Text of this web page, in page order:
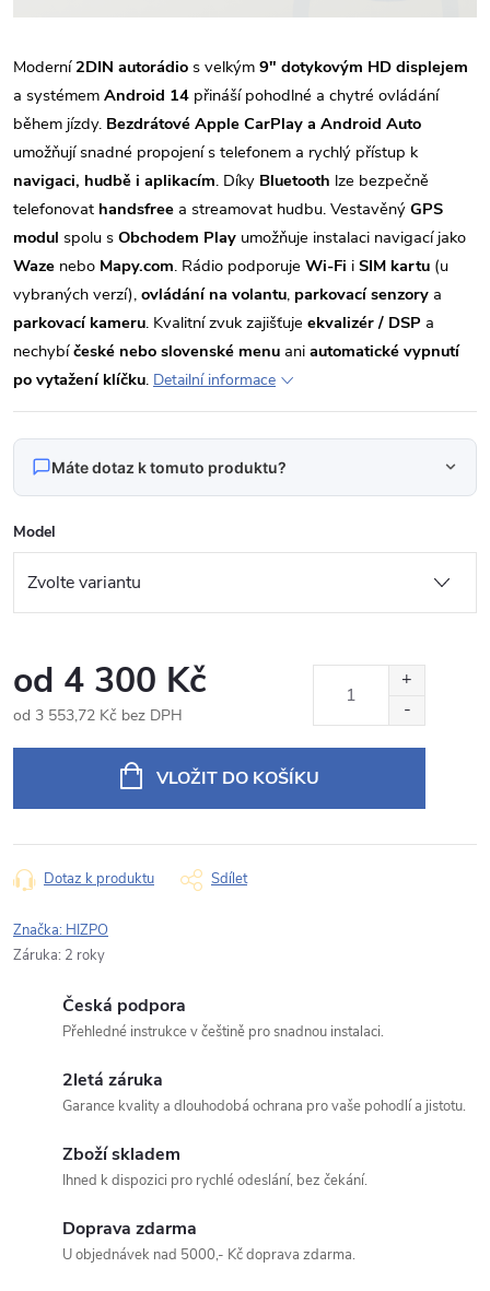
Moderní 2DIN autorádio s velkým 9" dotykovým HD displejem
a systémem Android 14 přináší pohodlné a chytré ovládání
během jízdy. Bezdrátové Apple CarPlay a Android Auto
umožňují snadné propojení s telefonem a rychlý přístup k
navigaci, hudbě i aplikacím. Díky Bluetooth lze bezpečně
telefonovat handsfree a streamovat hudbu. Vestavěný GPS
modul spolu s Obchodem Play umožňuje instalaci navigací jako
Waze nebo Mapy.com. Rádio podporuje Wi-Fi i SIM kartu (u
vybraných verzí), ovládání na volantu, parkovací senzory a
parkovací kameru. Kvalitní zvuk zajišťuje ekvalizér / DSP a
nechybíčeské nebo slovenské menu ani automatické vypnutí
po vytažení klíčku. Detailní informace
Máte dotaz k tomuto produktu?
Napište nám svůj dotaz
Odpovídáme v pracovní dny do 24 hodin na váš e‑mail.
Produkt:
Jméno
Odesláním souhlasíte sezpracováním osobních údajů
Model
od 4 300 Kč
od 3 553,72 Kč bez DPH
VLOŽIT DO KOŠÍKU
Dotaz k produktu Sdílet
Značka: HIZPO
Záruka: 2 roky
Česká podpora
Přehledné instrukce v češtině pro snadnou instalaci.
2letá záruka
Garance kvality a dlouhodobá ochrana pro vaše pohodlí a jistotu.
Zboží skladem
Ihned k dispozici pro rychlé odeslání, bez čekání.
Doprava zdarma
U objednávek nad 5000,- Kč doprava zdarma.